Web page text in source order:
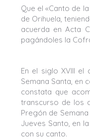
Que el «Canto de
de Orihuela,
acuerda en Acta
pagándoles la
En el siglo XVIII
Semana Santa, en
constata que
transcurso de los
Pregón de
Jueves Santo, en
con su canto.